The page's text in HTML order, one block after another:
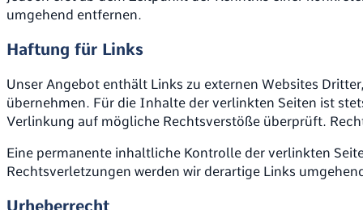
umgehend entfernen.
Haftung für Links
Unser Angebot enthält Links zu externen Websites
übernehmen. Für die Inhalte der verlinkten Seiten ist
Verlinkung auf mögliche Rechtsverstöße überprüft.
Eine permanente inhaltliche Kontrolle der verlinkten
Rechtsverletzungen werden wir derartige Links
Urheberrecht